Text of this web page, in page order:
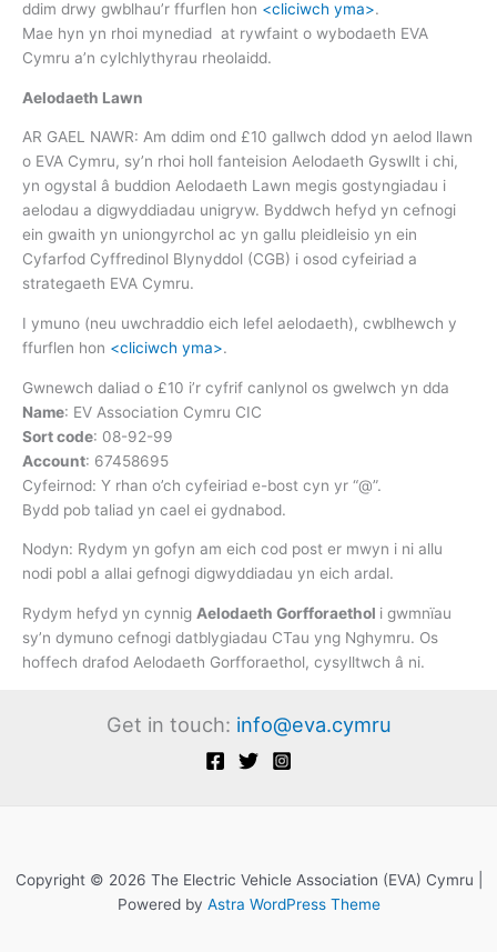
ddim drwy gwblhau’r ffurflen hon <cliciwch yma>.
Mae hyn yn rhoi mynediad at rywfaint o wybodaeth EVA
Cymru a’n cylchlythyrau rheolaidd.
Aelodaeth Lawn
AR GAEL NAWR: Am ddim ond £10 gallwch ddod yn aelod llawn
o EVA Cymru, sy’n rhoi holl fanteision Aelodaeth Gyswllt i chi,
yn ogystal â buddion Aelodaeth Lawn megis gostyngiadau i
aelodau a digwyddiadau unigryw. Byddwch hefyd yn cefnogi
ein gwaith yn uniongyrchol ac yn gallu pleidleisio yn ein
Cyfarfod Cyffredinol Blynyddol (CGB) i osod cyfeiriad a
strategaeth EVA Cymru.
I ymuno (neu uwchraddio eich lefel aelodaeth), cwblhewch y
ffurflen hon <cliciwch yma>.
Gwnewch daliad o £10 i’r cyfrif canlynol os gwelwch yn dda
Name: EV Association Cymru CIC
Sort code: 08-92-99
Account: 67458695
Cyfeirnod: Y rhan o’ch cyfeiriad e-bost cyn yr “@”.
Bydd pob taliad yn cael ei gydnabod.
Nodyn: Rydym yn gofyn am eich cod post er mwyn i ni allu
nodi pobl a allai gefnogi digwyddiadau yn eich ardal.
Rydym hefyd yn cynnig Aelodaeth Gorfforaethol i gwmnïau
sy’n dymuno cefnogi datblygiadau CTau yng Nghymru. Os
hoffech drafod Aelodaeth Gorfforaethol, cysylltwch â ni.
Get in touch: info@eva.cymru
Copyright © 2026 The Electric Vehicle Association (EVA) Cymru |
Powered by Astra WordPress Theme